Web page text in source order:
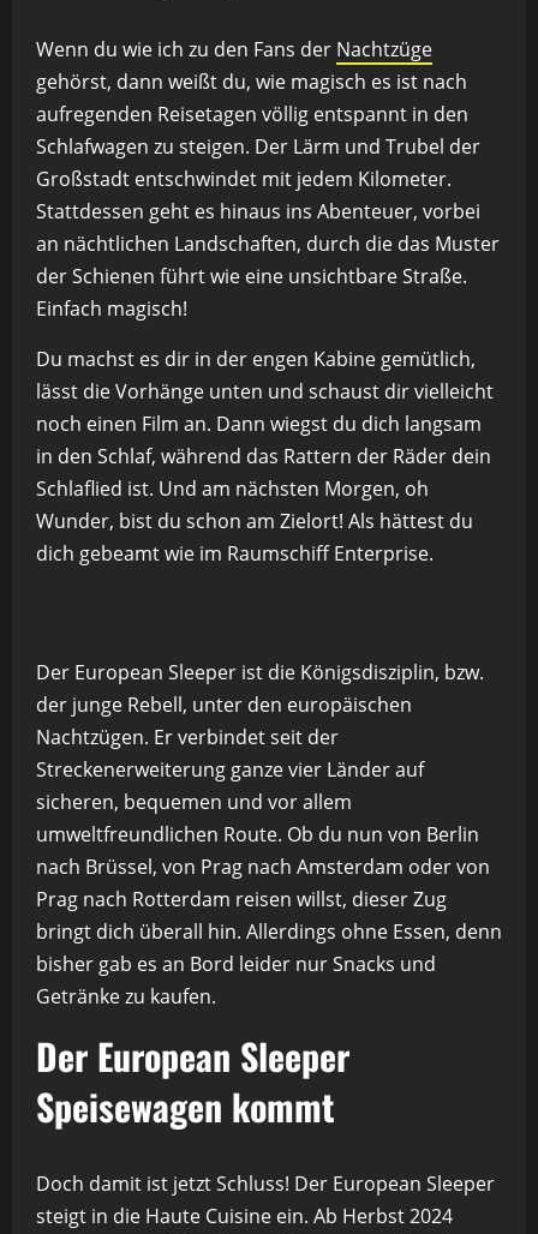
Wenn du wie ich zu den Fans der Nachtzüge
gehörst, dann weißt du, wie magisch es ist nach
aufregenden Reisetagen völlig entspannt in den
Schlafwagen zu steigen. Der Lärm und Trubel der
Großstadt entschwindet mit jedem Kilometer.
Stattdessen geht es hinaus ins Abenteuer, vorbei
an nächtlichen Landschaften, durch die das Muster
der Schienen führt wie eine unsichtbare Straße.
Einfach magisch!
Du machst es dir in der engen Kabine gemütlich,
lässt die Vorhänge unten und schaust dir vielleicht
noch einen Film an. Dann wiegst du dich langsam
in den Schlaf, während das Rattern der Räder dein
Schlaflied ist. Und am nächsten Morgen, oh
Wunder, bist du schon am Zielort! Als hättest du
dich gebeamt wie im Raumschiff Enterprise.
Der European Sleeper ist die Königsdisziplin, bzw.
der junge Rebell, unter den europäischen
Nachtzügen. Er verbindet seit der
Streckenerweiterung ganze vier Länder auf
sicheren, bequemen und vor allem
umweltfreundlichen Route. Ob du nun von Berlin
nach Brüssel, von Prag nach Amsterdam oder von
Prag nach Rotterdam reisen willst, dieser Zug
bringt dich überall hin. Allerdings ohne Essen, denn
bisher gab es an Bord leider nur Snacks und
Getränke zu kaufen.
Der European Sleeper
Speisewagen kommt
Doch damit ist jetzt Schluss! Der European Sleeper
steigt in die Haute Cuisine ein. Ab Herbst 2024